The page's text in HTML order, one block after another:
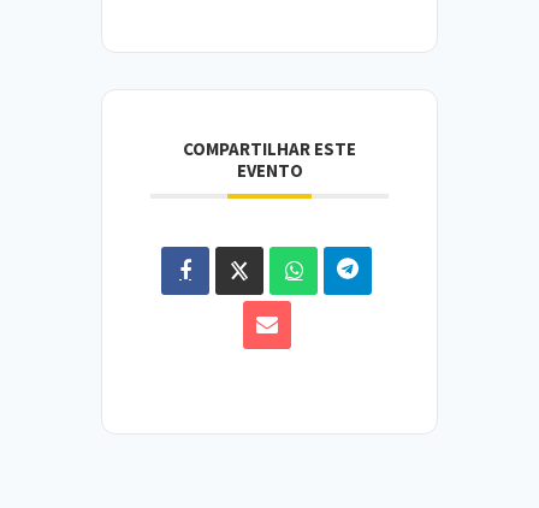
COMPARTILHAR ESTE
EVENTO